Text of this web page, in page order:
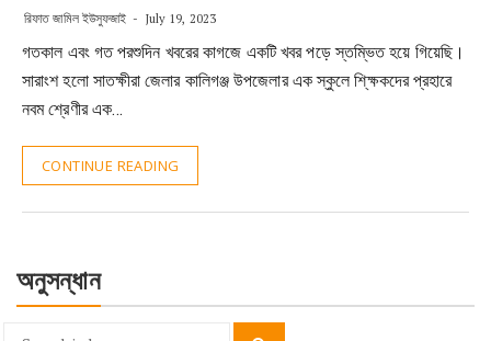
রিফাত জামিল ইউসুফজাই July 19, 2023
গতকাল এবং গত পরশুদিন খবরের কাগজে একটি খবর পড়ে স্তম্ভিত হয়ে গিয়েছি।
সারাংশ হলো সাতক্ষীরা জেলার কালিগঞ্জ উপজেলার এক স্কুলে শি্ক্ষকদের প্রহারে
নবম শ্রেণীর এক…
CONTINUE READING
অনুসন্ধান